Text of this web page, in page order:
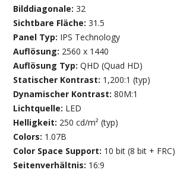
Bilddiagonale:32
Sichtbare Fläche:31.5
Panel Typ: IPS Technology
Auflösung: 2560 x 1440
Auflösung Typ:QHD (Quad HD)
Statischer Kontrast: 1,200:1 (typ)
Dynamischer Kontrast:80M:1
Lichtquelle: LED
Helligkeit: 250 cd/m² (typ)
Colors: 1.07B
Color Space Support: 10 bit (8 bit + FRC)
Seitenverhältnis: 16:9